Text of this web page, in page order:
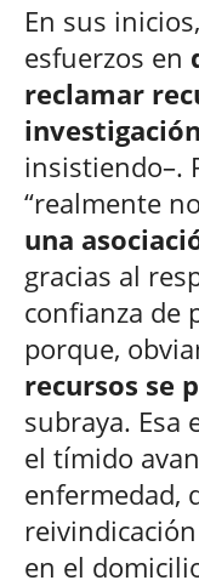
En sus
esfuerzos en
reclamar
investigación
insistiendo–.
“realmente
una
gracias al
confianza de
porque,
recursos se
subraya. Esa
el tímido
enfermedad,
en el